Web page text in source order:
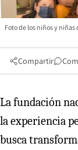
Foto de los niños y niñas
Compartir
La fundación
la experiencia
busca